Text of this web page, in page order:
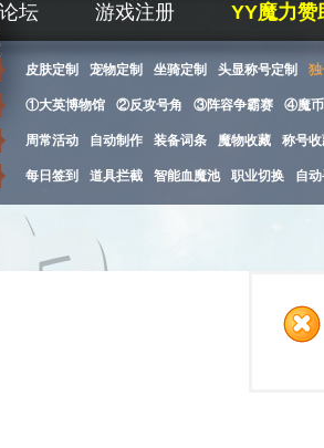
坛 游戏注册 YY魔力赞
皮肤定制 宠物定制 坐骑定制 头显称号定制 独
①大英博物馆 ②反攻号角 ③阵容争霸赛 ④魔币
周常活动 自动制作 装备词条 魔物收藏 称号
每日签到 道具拦截 智能血魔池 职业切换 自